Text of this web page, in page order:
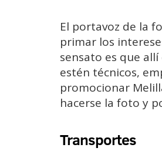
El portavoz de la
primar los
sensato es que
estén técnicos,
promocionar
hacerse la foto y
Transportes